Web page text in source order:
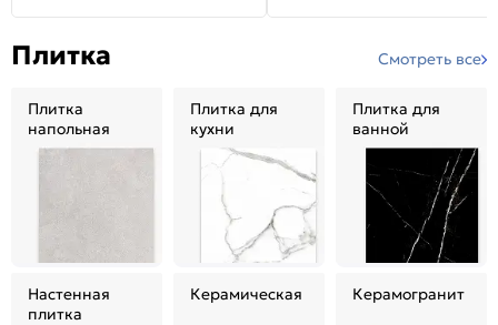
Плитка Смотреть все
Плитка
напольная
Плитка для
кухни
Плитка для
ванной
Настенная
плитка
Керамическая Керамогранит